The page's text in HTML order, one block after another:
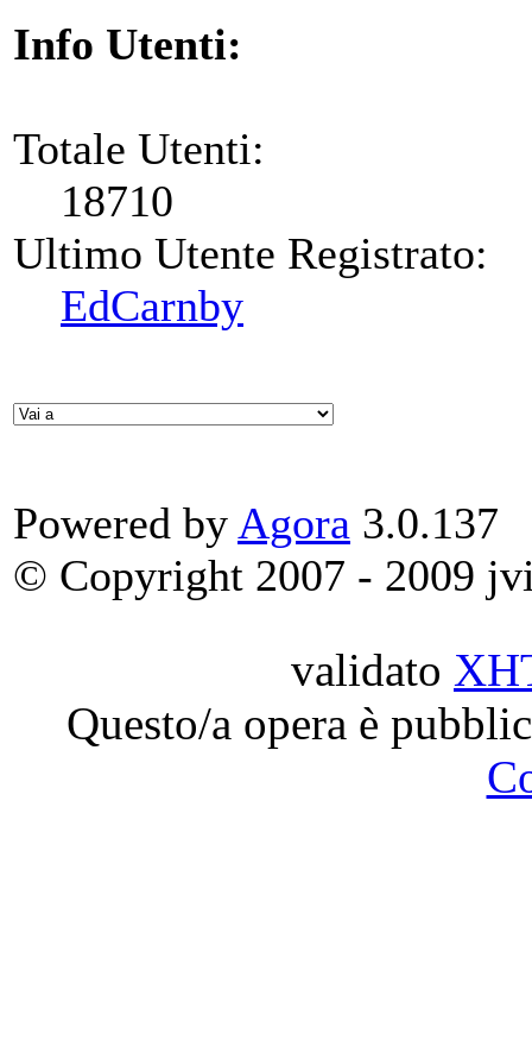
Info Utenti:
Totale Utenti:
18710
Ultimo Utente Registrato:
EdCarnby
Powered by Agora 3.0.137
© Copyright 2007 - 2009
validato
Questo/a opera è